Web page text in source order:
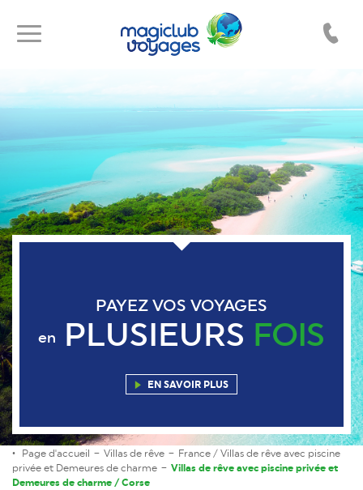
Toggle
Toggle
navigation
PAYEZ VOS VOYAGES
en PLUSIEURS FOIS
EN SAVOIR PLUS
Page d'accueil Villas de rêve
France / Villas de rêve avec piscine
privée et Demeures de charme
Villas de rêve avec piscine privée et
Demeures de charme / Corse